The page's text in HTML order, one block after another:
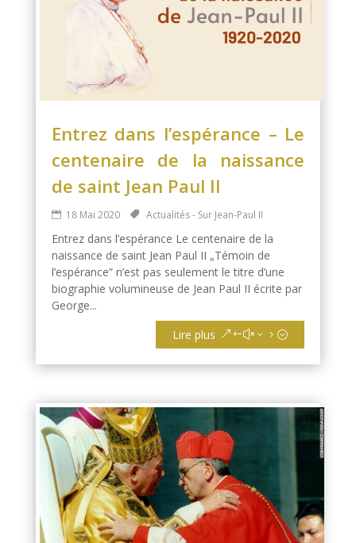
Entrez dans l’espérance – Le
centenaire de la naissance
de saint Jean Paul II
18 Mai 2020 Actualités - Sur Jean-Paul II
Entrez dans l’espérance Le centenaire de la
naissance de saint Jean Paul II „Témoin de
l’espérance” n’est pas seulement le titre d’une
biographie volumineuse de Jean Paul II écrite par
George...
Lire plus